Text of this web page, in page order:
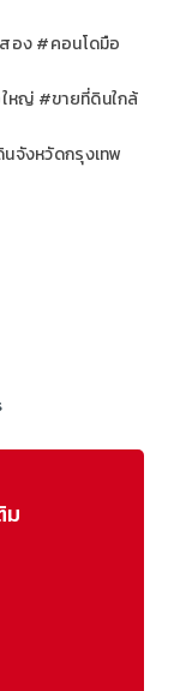
อง #คอนโดมือ
หญ่ #ขายที่ดินใกล้
จังหวัดกรุงเทพ
ม